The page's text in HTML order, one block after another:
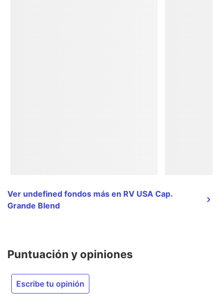
Ver undefined fondos más en RV USA Cap.
Grande Blend
Puntuación y opiniones
Escribe tu opinión